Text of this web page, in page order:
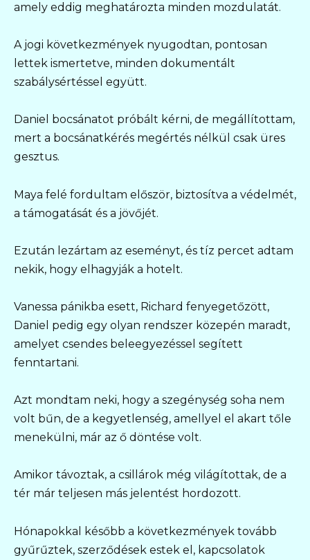
amely eddig meghatározta minden mozdulatát.
A jogi következmények nyugodtan, pontosan
lettek ismertetve, minden dokumentált
szabálysértéssel együtt.
Daniel bocsánatot próbált kérni, de megállítottam,
mert a bocsánatkérés megértés nélkül csak üres
gesztus.
Maya felé fordultam először, biztosítva a védelmét,
a támogatását és a jövőjét.
Ezután lezártam az eseményt, és tíz percet adtam
nekik, hogy elhagyják a hotelt.
Vanessa pánikba esett, Richard fenyegetőzött,
Daniel pedig egy olyan rendszer közepén maradt,
amelyet csendes beleegyezéssel segített
fenntartani.
Azt mondtam neki, hogy a szegénység soha nem
volt bűn, de a kegyetlenség, amellyel el akart tőle
menekülni, már az ő döntése volt.
Amikor távoztak, a csillárok még világítottak, de a
tér már teljesen más jelentést hordozott.
Hónapokkal később a következmények tovább
gyűrűztek, szerződések estek el, kapcsolatok